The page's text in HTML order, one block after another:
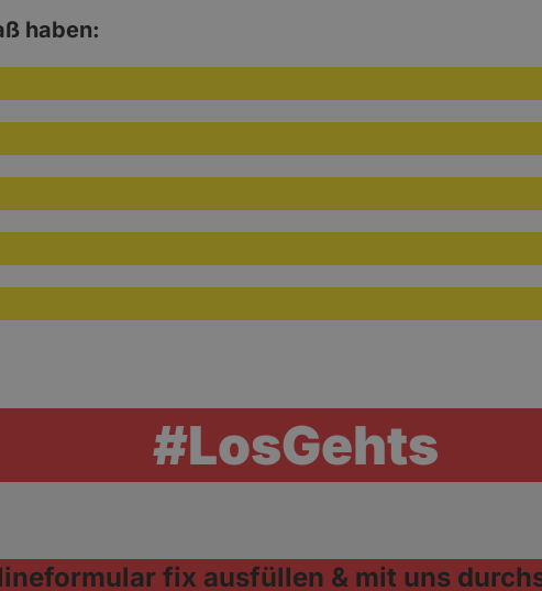
haben:
#LosGehts
fix ausfüllen & mit uns